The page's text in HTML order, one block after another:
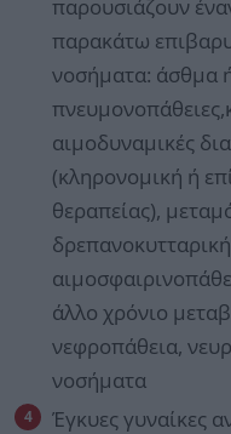
παρουσιάζουν
παρακάτω
νοσήματα: άσθμα
αιμοδυναμικές
(κληρονομική ή
θεραπείας),
άλλο χρόνιο
νεφροπάθεια,
νοσήματα
Έγκυες γυναίκες